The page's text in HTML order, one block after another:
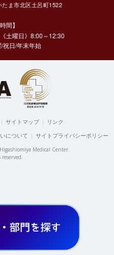
ま市北区土呂町1522
間】
土曜日》8:00～12:30
/祝日/年末年始
| サイトマップ| リンク
について | サイトプライバシーポリシー
Medical Center.